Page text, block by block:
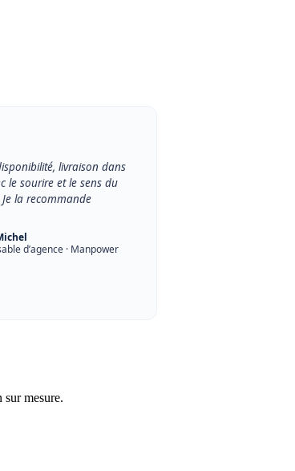
livraison dans
le sourire et le sens du
Je la recommande
d’agence · Manpower
mesure.